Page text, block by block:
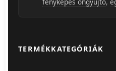
TERMÉKKATEGÓRIÁK